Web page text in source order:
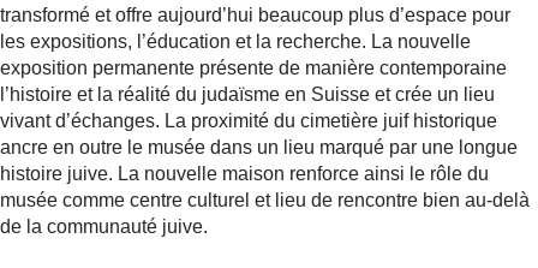
transformé et offre aujourd’hui beaucoup plus d’espace pour
les expositions, l’éducation et la recherche. La nouvelle
exposition permanente présente de manière contemporaine
l’histoire et la réalité du judaïsme en Suisse et crée un lieu
vivant d’échanges. La proximité du cimetière juif historique
ancre en outre le musée dans un lieu marqué par une longue
histoire juive. La nouvelle maison renforce ainsi le rôle du
musée comme centre culturel et lieu de rencontre bien au-delà
de la communauté juive.